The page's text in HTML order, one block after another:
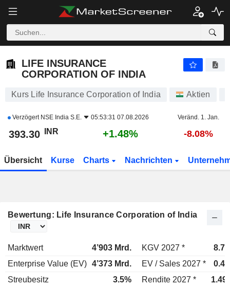
LIFE INSURANCE
CORPORATION OF INDIA
Kurs Life Insurance Corporation of India Aktien
Verzögert NSE India S.E. 05:53:31 07.08.2026 Veränd. 1. Jan.
393.30 INR +1.48% -8.08%
Übersicht Kurse Charts Nachrichten
Bewertung: Life Insurance Corporation of India
Marktwert 4’903 Mrd. KGV 2027 *
Enterprise Value (EV) 4’373 Mrd. EV / Sales 2027 *
Streubesitz
3.5% Rendite 2027 *